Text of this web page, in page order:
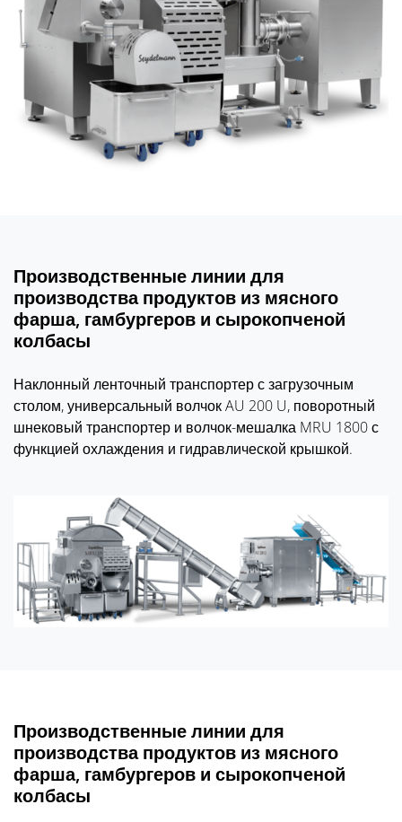
Производственные линии для
производства продуктов из мясного
фарша, гамбургеров и сырокопченой
колбасы
Наклонный ленточный транспортер с загрузочным
столом, универсальный волчок AU 200 U, поворотный
шнековый транспортер и волчок-мешалка MRU 1800 с
функцией охлаждения и гидравлической крышкой.
Производственные линии для
производства продуктов из мясного
фарша, гамбургеров и сырокопченой
колбасы